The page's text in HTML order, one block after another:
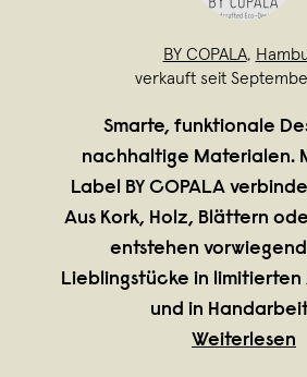
BY COPALA,
verkauft seit
Smarte, funktionale
nachhaltige Materialen.
Label BY COPALA
Aus Kork, Holz, Blättern
entstehen
Lieblingstücke in limitierten
und in
Weiterlesen